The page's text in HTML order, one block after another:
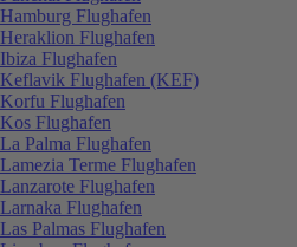
Hamburg Flughafen
Heraklion Flughafen
Ibiza Flughafen
Keflavik Flughafen (KEF)
Korfu Flughafen
Kos Flughafen
La Palma Flughafen
Lamezia Terme Flughafen
Lanzarote Flughafen
Larnaka Flughafen
Las Palmas Flughafen